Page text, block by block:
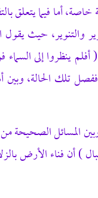
أما فيما يتعلق
والتنوير، حيث
ينظروا إلى
ففصل تلك الحالة،
وبين المسائل
) أن فناء الأرض